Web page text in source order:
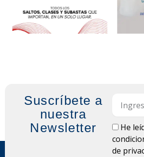
Suscríbete a
nuestra
Newsletter
LOPD
He
de